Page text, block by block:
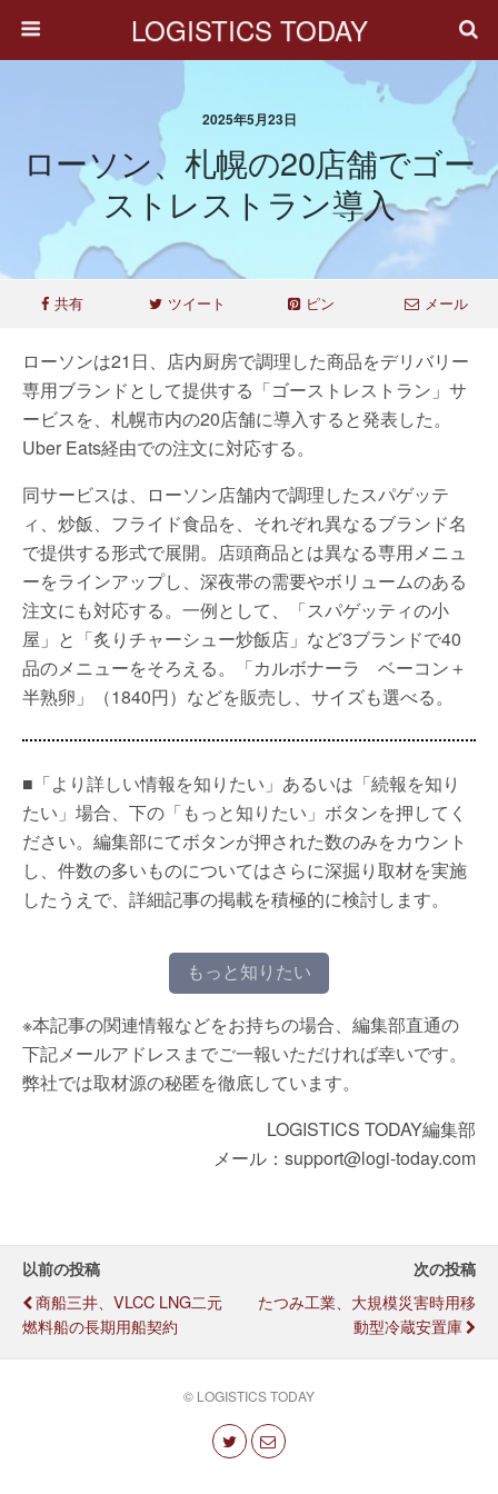
LOGISTICS TODAY
2025年5月23日
ローソン、札幌の20店舗でゴー
ストレストラン導入
共有 ツイート ピン メール
ローソンは21日、店内厨房で調理した商品をデリバリー
専用ブランドとして提供する「ゴーストレストラン」サ
ービスを、札幌市内の20店舗に導入すると発表した。
Uber Eats経由での注文に対応する。
同サービスは、ローソン店舗内で調理したスパゲッテ
ィ、炒飯、フライド食品を、それぞれ異なるブランド名
で提供する形式で展開。店頭商品とは異なる専用メニュ
ーをラインアップし、深夜帯の需要やボリュームのある
注文にも対応する。一例として、「スパゲッティの小
屋」と「炙りチャーシュー炒飯店」など3ブランドで40
品のメニューをそろえる。「カルボナーラ ベーコン＋
半熟卵」（1840円）などを販売し、サイズも選べる。
■「より詳しい情報を知りたい」あるいは「続報を知り
たい」場合、下の「もっと知りたい」ボタンを押してく
ださい。編集部にてボタンが押された数のみをカウント
し、件数の多いものについてはさらに深掘り取材を実施
したうえで、詳細記事の掲載を積極的に検討します。
もっと知りたい
※本記事の関連情報などをお持ちの場合、編集部直通の
下記メールアドレスまでご一報いただければ幸いです。
弊社では取材源の秘匿を徹底しています。
LOGISTICS TODAY編集部
メール：support@logi-today.com
以前の投稿
商船三井、VLCC LNG二元
燃料船の長期用船契約
次の投稿
たつみ工業、大規模災害時用移
動型冷蔵安置庫
© LOGISTICS TODAY